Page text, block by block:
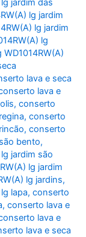
jardim das
lg jardim
lg jardim
lg
lava e seca
lava e
,conserto
,conserto
,conserto
bento,
jardim são
lg jardim
lg jardins,
lapa,conserto
,conserto lava e
lava e
lava e seca